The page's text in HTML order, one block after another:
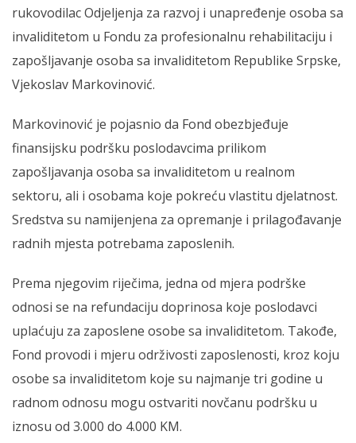
rukovodilac Odjeljenja za razvoj i unapređenje osoba sa
invaliditetom u Fondu za profesionalnu rehabilitaciju i
zapošljavanje osoba sa invaliditetom Republike Srpske,
Vjekoslav Markovinović.
Markovinović je pojasnio da Fond obezbjeđuje
finansijsku podršku poslodavcima prilikom
zapošljavanja osoba sa invaliditetom u realnom
sektoru, ali i osobama koje pokreću vlastitu djelatnost.
Sredstva su namijenjena za opremanje i prilagođavanje
radnih mjesta potrebama zaposlenih.
Prema njegovim riječima, jedna od mjera podrške
odnosi se na refundaciju doprinosa koje poslodavci
uplaćuju za zaposlene osobe sa invaliditetom. Takođe,
Fond provodi i mjeru održivosti zaposlenosti, kroz koju
osobe sa invaliditetom koje su najmanje tri godine u
radnom odnosu mogu ostvariti novčanu podršku u
iznosu od 3.000 do 4.000 KM.